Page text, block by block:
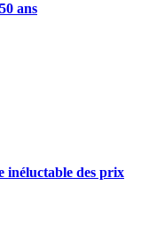
ans
inéluctable des prix